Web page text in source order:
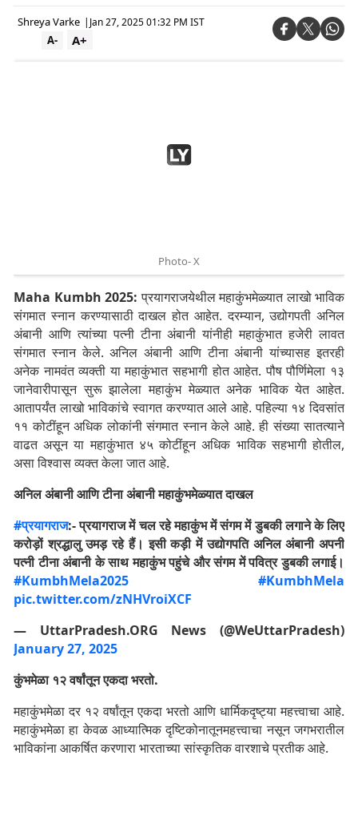
Shreya Varke | Jan 27, 2025 01:32 PM IST
A+
A-
Photo- X
Maha Kumbh 2025:प्रयागराजयेथील महाकुंभमेळ्यात लाखो भाविक
संगमात स्नान करण्यासाठी दाखल होत आहेत. दरम्यान, उद्योगपती अनिल
अंबानी आणि त्यांच्या पत्नी टीना अंबानी यांनीही महाकुंभात हजेरी लावत
संगमात स्नान केले. अनिल अंबानी आणि टीना अंबानी यांच्यासह इतरही
अनेक नामवंत व्यक्ती या महाकुंभात सहभागी होत आहेत. पौष पौर्णिमेला १३
जानेवारीपासून सुरू झालेला महाकुंभ मेळ्यात अनेक भाविक येत आहेत.
आतापर्यंत लाखो भाविकांचे स्वागत करण्यात आले आहे. पहिल्या १४ दिवसांत
११ कोटींहून अधिक लोकांनी संगमात स्नान केले आहे. ही संख्या सातत्याने
वाढत असून या महाकुंभात ४५ कोटींहून अधिक भाविक सहभागी होतील,
असा विश्वास व्यक्त केला जात आहे.
अनिल अंबानी आणि टीना अंबानी महाकुंभमेळ्यात दाखल
#प्रयागराज:- प्रयागराज में चल रहे महाकुंभ में संगम में डुबकी लगाने के लिए
करोड़ों श्रद्धालु उमड़ रहे हैं। इसी कड़ी में उद्योगपति अनिल अंबानी अपनी
पत्नी टीना अंबानी के साथ महाकुंभ पहुंचे और संगम में पवित्र डुबकी लगाई।
#KumbhMela2025
#KumbhMela
pic.twitter.com/zNHVroiXCF
— UttarPradesh.ORG News (@WeUttarPradesh)
January 27, 2025
कुंभमेळा १२ वर्षांतून एकदा भरतो.
महाकुंभमेळा दर १२ वर्षांतून एकदा भरतो आणि धार्मिकदृष्ट्या महत्त्वाचा आहे.
महाकुंभमेळा हा केवळ आध्यात्मिक दृष्टिकोनातूनमहत्त्वाचा नसून जगभरातील
भाविकांना आकर्षित करणारा भारताच्या सांस्कृतिक वारशाचे प्रतीक आहे.